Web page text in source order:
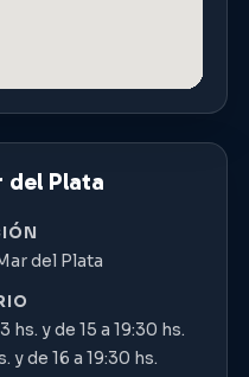
del Plata
del Plata
hs. y de 15 a 19:30 hs.
y de 16 a 19:30 hs.